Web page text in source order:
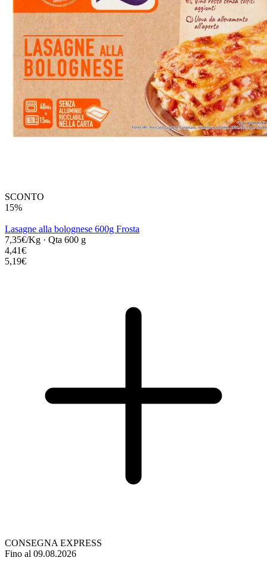
SCONTO
15%
Lasagne alla bolognese 600g Frosta
7,35€/Kg · Qta 600 g
4,41€
5,19€
CONSEGNA EXPRESS
Fino al 09.08.2026